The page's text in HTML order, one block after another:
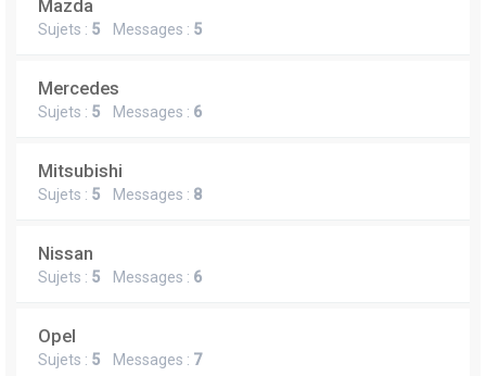
Mazda
Sujets : 5 Messages : 5
Mercedes
Sujets : 5 Messages : 6
Mitsubishi
Sujets : 5 Messages : 8
Nissan
Sujets : 5 Messages : 6
Opel
Sujets : 5 Messages : 7